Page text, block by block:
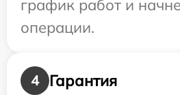
график работ и
операции.
4
Гарантия